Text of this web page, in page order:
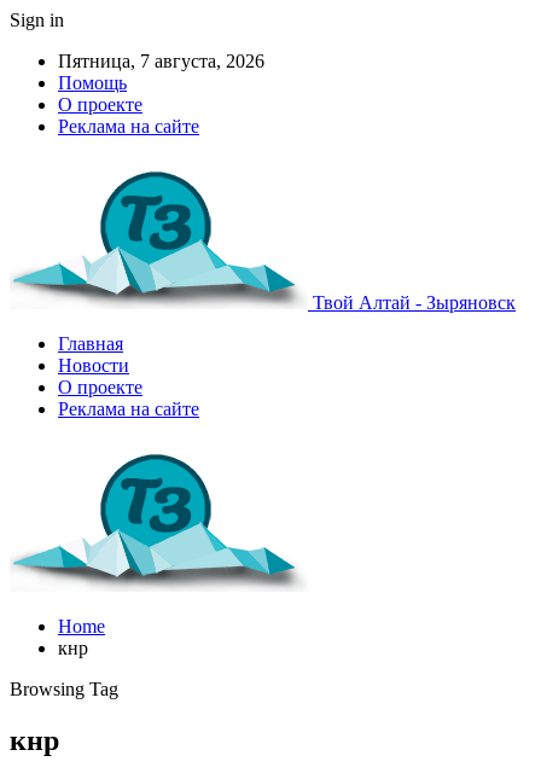
Sign in
Пятница, 7 августа, 2026
Помощь
О проекте
Реклама на сайте
Твой Алтай - Зыряновск
Главная
Новости
О проекте
Реклама на сайте
Home
кнр
Browsing Tag
кнр